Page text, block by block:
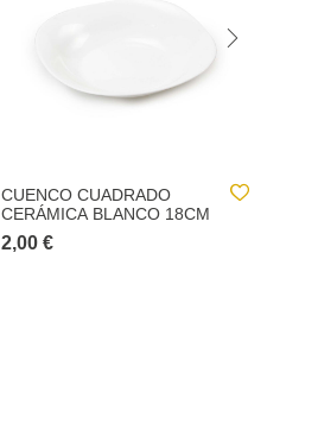
CUENCO CUADRADO
CERÁMICA BLANCO 18CM
2,00 €